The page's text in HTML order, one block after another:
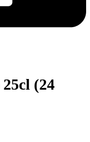
(24